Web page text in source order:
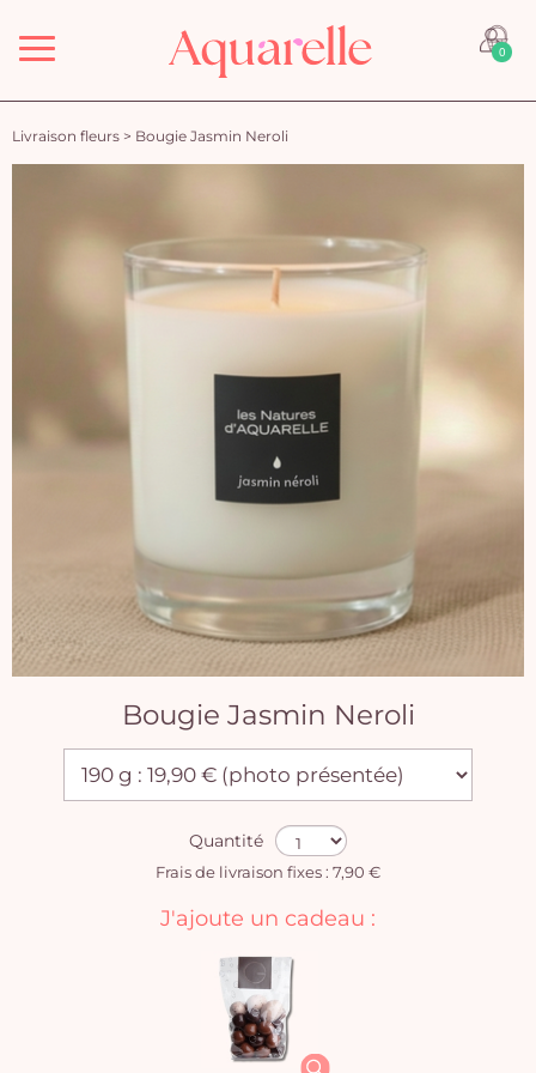
Menu 0
Livraison fleurs > Bougie Jasmin Neroli
Bougie Jasmin Neroli
Quantité
Frais de livraison fixes : 7,90 €
J'ajoute un cadeau :